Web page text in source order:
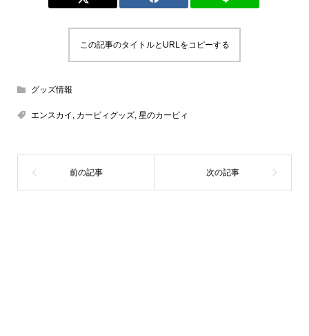
この記事のタイトルとURLをコピーする
グッズ情報
エンスカイ , カービィグッズ, 星のカービィ